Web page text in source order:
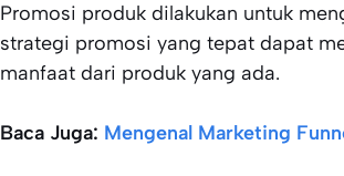
Promosi produk dilakukan untuk
strategi promosi yang tepat dapat
manfaat dari produk yang ada.
Baca Juga: Mengenal Marketing